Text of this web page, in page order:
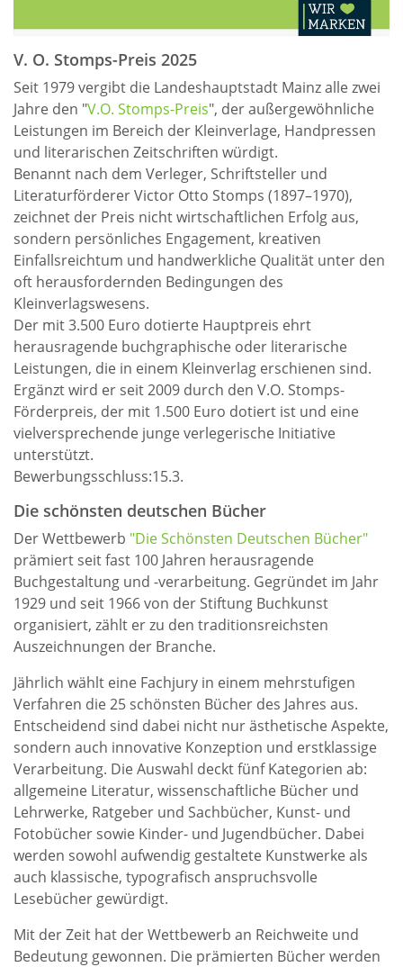
V. O. Stomps-Preis 2025
Seit 1979 vergibt die Landeshauptstadt Mainz alle zwei
Jahre den "V.O. Stomps-Preis", der außergewöhnliche
Leistungen im Bereich der Kleinverlage, Handpressen
und literarischen Zeitschriften würdigt.
Benannt nach dem Verleger, Schriftsteller und
Literaturförderer Victor Otto Stomps (1897–1970),
zeichnet der Preis nicht wirtschaftlichen Erfolg aus,
sondern persönliches Engagement, kreativen
Einfallsreichtum und handwerkliche Qualität unter den
oft herausfordernden Bedingungen des
Kleinverlagswesens.
Der mit 3.500 Euro dotierte Hauptpreis ehrt
herausragende buchgraphische oder literarische
Leistungen, die in einem Kleinverlag erschienen sind.
Ergänzt wird er seit 2009 durch den V.O. Stomps-
Förderpreis, der mit 1.500 Euro dotiert ist und eine
vielversprechende junge verlegerische Initiative
unterstützt.
Bewerbungsschluss:15.3.
Die schönsten deutschen Bücher
Der Wettbewerb "Die Schönsten Deutschen Bücher"
prämiert seit fast 100 Jahren herausragende
Buchgestaltung und -verarbeitung. Gegründet im Jahr
1929 und seit 1966 von der Stiftung Buchkunst
organisiert, zählt er zu den traditionsreichsten
Auszeichnungen der Branche.
Jährlich wählt eine Fachjury in einem mehrstufigen
Verfahren die 25 schönsten Bücher des Jahres aus.
Entscheidend sind dabei nicht nur ästhetische Aspekte,
sondern auch innovative Konzeption und erstklassige
Verarbeitung. Die Auswahl deckt fünf Kategorien ab:
allgemeine Literatur, wissenschaftliche Bücher und
Lehrwerke, Ratgeber und Sachbücher, Kunst- und
Fotobücher sowie Kinder- und Jugendbücher. Dabei
werden sowohl aufwendig gestaltete Kunstwerke als
auch klassische, typografisch anspruchsvolle
Lesebücher gewürdigt.
Mit der Zeit hat der Wettbewerb an Reichweite und
Bedeutung gewonnen. Die prämierten Bücher werden